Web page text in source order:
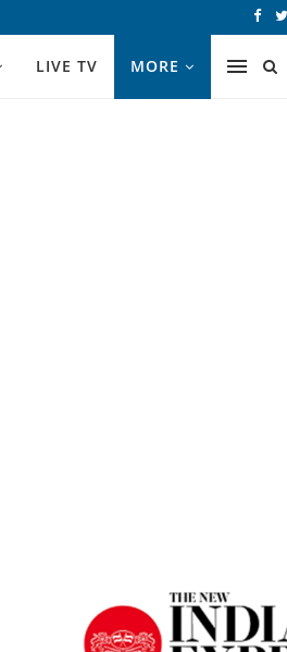
LIVE TV MORE